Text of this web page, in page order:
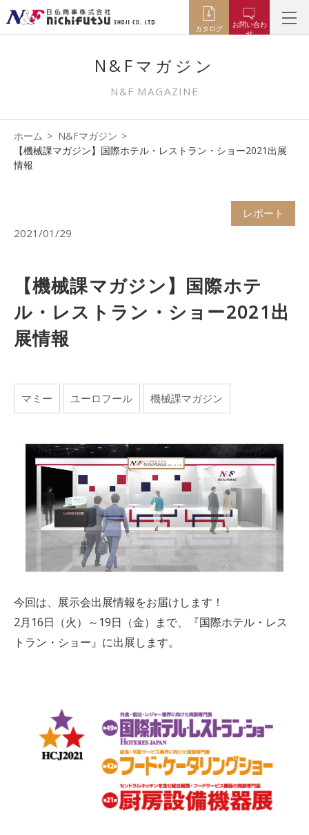
カタログ
お問い合わ
せ
N&Fマガジン
N&F MAGAZINE
ホーム
N&Fマガジン
【機械課マガジン】国際ホテル・レストラン・ショー2021出展
情報
レポート
2021/01/29
【機械課マガジン】国際ホテ
ル・レストラン・ショー2021出
展情報
マミー ユーロフール 機械課マガジン
今回は、展示会出展情報をお届けします！
2月16日（火）～19日（金）まで、『国際ホテル・レス
トラン・ショー』に出展します。